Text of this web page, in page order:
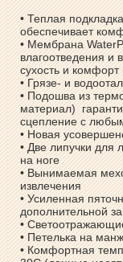
• Теплая
обеспечивает
• Мембрана
влагоотведения и
сухость и
• Грязе- и
• Подошва из
материал)
сцепление с
• Новая
• Две липучки для
на ноге
• Вынимаемая
извлечения
• Усиленная
дополнительной
•
• Петелька на
• Комфортная